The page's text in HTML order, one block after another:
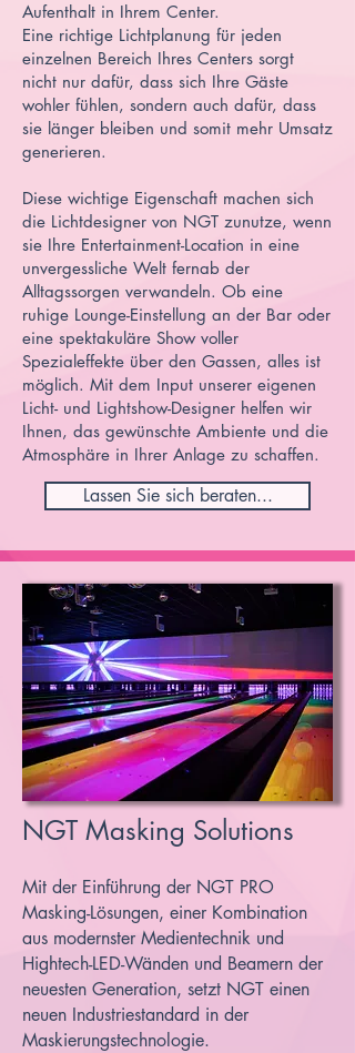
Aufenthalt in Ihrem Center.
Eine richtige Lichtplanung für jeden
einzelnen Bereich Ihres Centers sorgt
nicht nur dafür, dass sich Ihre Gäste
wohler fühlen, sondern auch dafür, dass
sie länger bleiben und somit mehr Umsatz
generieren.
Diese wichtige Eigenschaft machen sich
die Lichtdesigner von NGT zunutze, wenn
sie Ihre Entertainment-Location in eine
unvergessliche Welt fernab der
Alltagssorgen verwandeln. Ob eine
ruhige Lounge-Einstellung an der Bar oder
eine spektakuläre Show voller
Spezialeffekte über den Gassen, alles ist
möglich. Mit dem Input unserer eigenen
Licht- und Lightshow-Designer helfen wir
Ihnen, das gewünschte Ambiente und die
Atmosphäre in Ihrer Anlage zu schaffen.
Lassen Sie sich beraten...
NGT Masking Solutions
Mit der Einführung der NGT PRO
Masking-Lösungen, einer Kombination
aus modernster Medientechnik und
Hightech-LED-Wänden und Beamern der
neuesten Generation, setzt NGT einen
neuen Industriestandard in der
Maskierungstechnologie.